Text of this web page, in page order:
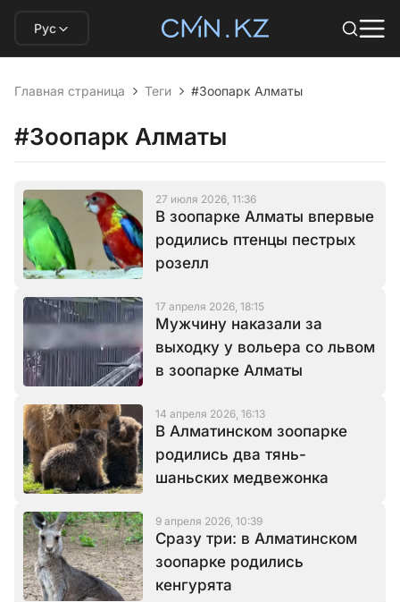
Рус
Главная страница Теги #Зоопарк Алматы
#Зоопарк Алматы
27 июля 2026, 11:36
В зоопарке Алматы впервые
родились птенцы пестрых
розелл
17 апреля 2026, 18:15
Мужчину наказали за
выходку у вольера со львом
в зоопарке Алматы
14 апреля 2026, 16:13
В Алматинском зоопарке
родились два тянь-
шаньских медвежонка
9 апреля 2026, 10:39
Сразу три: в Алматинском
зоопарке родились
кенгурята